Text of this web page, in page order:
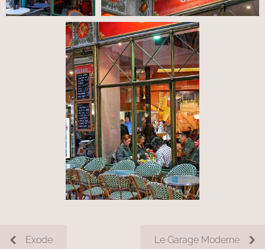
Exode Le Garage Moderne